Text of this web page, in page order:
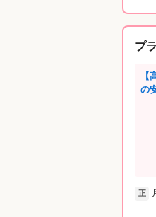
信
プ
の
正